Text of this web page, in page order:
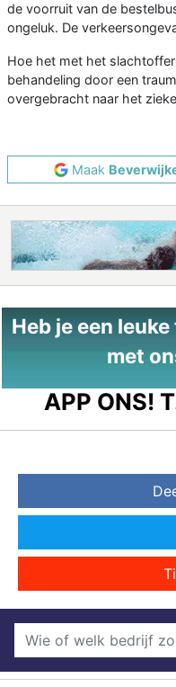
de voorruit van de
ongeluk. De
Hoe het met het
behandeling door een
overgebracht naar het
Maak
Heb je een
met
APP ONS!